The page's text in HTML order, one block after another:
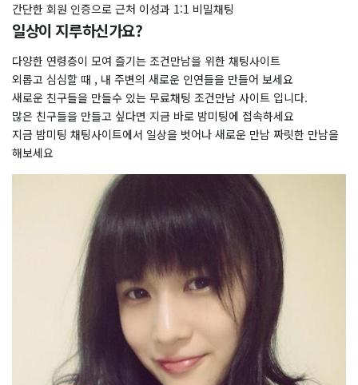
​간단한 회원 인증으로 근처 이성과 1:1 비밀채팅
일상이 지루하신가요?
다양한 연령층이 모여 즐기는 조건만남을 위한 채팅사이트
외롭고 심심할 때 , 내 주변의 새로운 인연들을 만들어 보세요
새로운 친구들을 만들수 있는 무료채팅 조건만남 사이트 입니다.
많은 친구들을 만들고 싶다면 지금 바로 밤미팅에 접속하세요
지금 밤미팅 채팅사이트에서 일상을 벗어나 새로운 만남 짜릿한 만남을
해보세요